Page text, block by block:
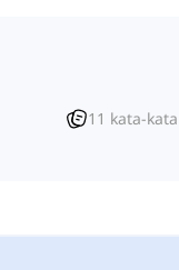
11 kata-kata